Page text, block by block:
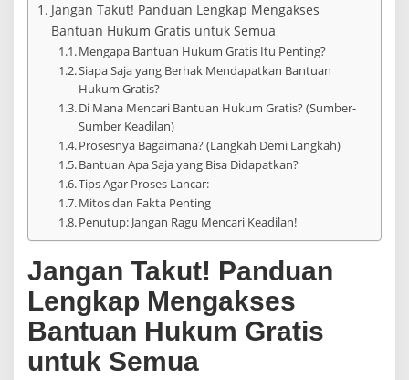
t
u
n
H
u
k
u
m
G
a
t
i
s
Jangan Takut! Panduan Lengkap Mengakses
Bantuan Hukum Gratis untuk Semua
Mengapa Bantuan Hukum Gratis Itu Penting?
Siapa Saja yang Berhak Mendapatkan Bantuan
Hukum Gratis?
Di Mana Mencari Bantuan Hukum Gratis? (Sumber-
Sumber Keadilan)
Prosesnya Bagaimana? (Langkah Demi Langkah)
Bantuan Apa Saja yang Bisa Didapatkan?
Tips Agar Proses Lancar:
Mitos dan Fakta Penting
Penutup: Jangan Ragu Mencari Keadilan!
Jangan Takut! Panduan
Lengkap Mengakses
Bantuan Hukum Gratis
untuk Semua